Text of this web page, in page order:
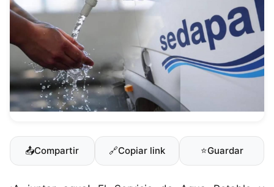
📤Compartir 🔗Copiar link ⭐Guardar